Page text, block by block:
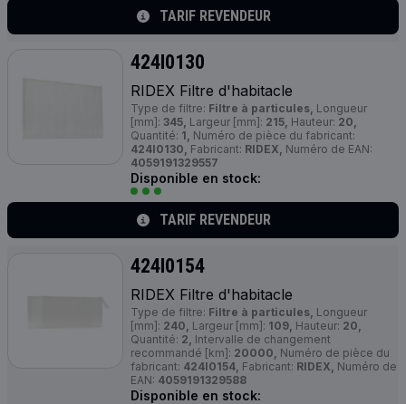
TARIF REVENDEUR
424I0130
RIDEX Filtre d'habitacle
Type de filtre: Filtre à particules, Longueur
[mm]: 345, Largeur [mm]: 215, Hauteur: 20,
Quantité: 1, Numéro de pièce du fabricant:
424I0130, Fabricant: RIDEX, Numéro de EAN:
4059191329557
Disponible en stock:
TARIF REVENDEUR
424I0154
RIDEX Filtre d'habitacle
Type de filtre: Filtre à particules, Longueur
[mm]: 240, Largeur [mm]: 109, Hauteur: 20,
Quantité: 2, Intervalle de changement
recommandé [km]: 20000, Numéro de pièce du
fabricant: 424I0154, Fabricant: RIDEX, Numéro de
EAN: 4059191329588
Disponible en stock: